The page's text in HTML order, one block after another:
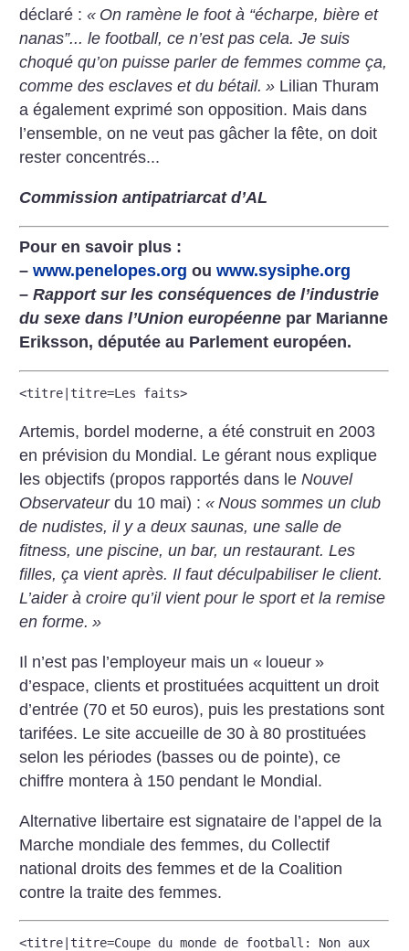
déclaré :« On ramène le foot à “écharpe, bière et
nanas”... le football, ce n’est pas cela. Je suis
choqué qu’on puisse parler de femmes comme ça,
comme des esclaves et du bétail. » Lilian Thuram
a également exprimé son opposition. Mais dans
l’ensemble, on ne veut pas gâcher la fête, on doit
rester concentrés...
Commission antipatriarcat d’AL
Pour en savoir plus :
– www.penelopes.org ouwww.sysiphe.org
– Rapport sur les conséquences de l’industrie
du sexe dans l’Union européenne par Marianne
Eriksson, députée au Parlement européen.
<titre|titre=Les faits>
Artemis, bordel moderne, a été construit en 2003
en prévision du Mondial. Le gérant nous explique
les objectifs (propos rapportés dans leNouvel
Observateurdu 10 mai) :« Nous sommes un club
de nudistes, il y a deux saunas, une salle de
fitness, une piscine, un bar, un restaurant. Les
filles, ça vient après. Il faut déculpabiliser le client.
L’aider à croire qu’il vient pour le sport et la remise
en forme. »
Il n’est pas l’employeur mais un « loueur »
d’espace, clients et prostituées acquittent un droit
d’entrée (70 et 50 euros), puis les prestations sont
tarifées. Le site accueille de 30 à 80 prostituées
selon les périodes (basses ou de pointe), ce
chiffre montera à 150 pendant le Mondial.
Alternative libertaire est signataire de l’appel de la
Marche mondiale des femmes, du Collectif
national droits des femmes et de la Coalition
contre la traite des femmes.
<titre|titre=Coupe du monde de football: Non aux